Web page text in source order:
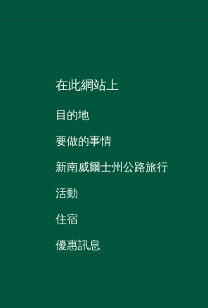
在此網站上
目的地
要做的事情
新南威爾士州公路旅行
活動
住宿
優惠訊息